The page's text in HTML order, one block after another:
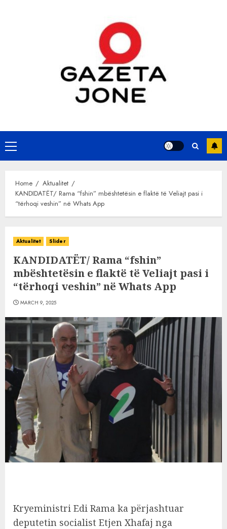
Primary
Menu
Home
Aktualitet
KANDIDATËT/ Rama “fshin” mbështetësin e flaktë të Veliajt pasi i
“tërhoqi veshin” në Whats App
Aktualitet Slider
KANDIDATËT/ Rama “fshin”
mbështetësin e flaktë të Veliajt pasi i
“tërhoqi veshin” në Whats App
MARCH 9, 2025
Kryeministri Edi Rama ka përjashtuar
deputetin socialist Etjen Xhafaj nga